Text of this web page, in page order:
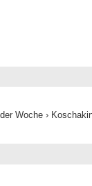
Woche ›